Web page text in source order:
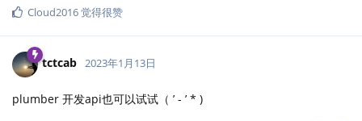
Cloud2016觉得很赞
tctcab 2023年1月13日
plumber 开发api也可以试试（ ’ - ’ * )